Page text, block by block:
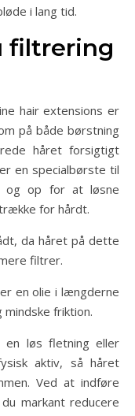
i lang tid.
filtrering
hair extensions er
på både børstning
håret forsigtigt
en specialbørste til
og op for at løsne
for hårdt.
da håret på dette
filtrer.
en olie i længderne
friktion.
en løs fletning eller
aktiv, så håret
Ved at indføre
markant reducere